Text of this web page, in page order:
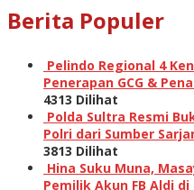
Berita Populer
Pelindo Regional 4
Penerapan GCG &
4313 Dilihat
Polda Sultra Resmi
Polri dari Sumber
3813 Dilihat
Hina Suku Muna,
Pemilik Akun FB Aldi